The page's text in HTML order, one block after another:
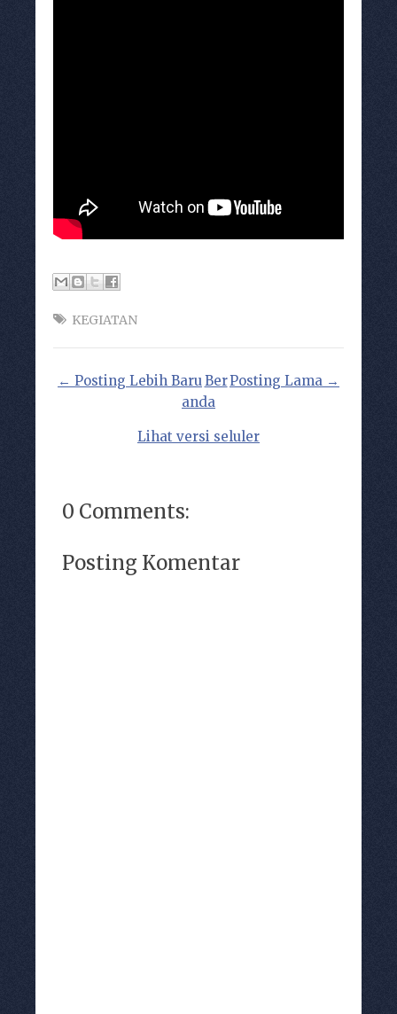
KEGIATAN
← Posting Lebih Baru Posting Lama →
Ber
anda
Lihat versi seluler
0 Comments:
Posting Komentar